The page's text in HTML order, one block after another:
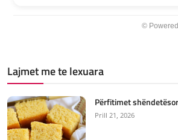
©
Lajmet me te lexuara
Përfitimet
Prill 21, 2026